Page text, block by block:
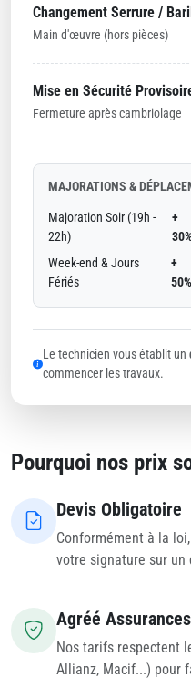
Changement Serrure /
Main d'œuvre (hors pièces)
Mise en Sécurité
Fermeture après cambriolage
MAJORATIONS &
Majoration Soir (19h -
22h)
+
Week-end & Jours
Fériés
+
50%
Le technicien vous établit un
commencer les travaux.
Pourquoi nos prix
Devis Obligatoire
Conformément à la
votre signature sur un
Agréé Assurances
Nos tarifs respectent
Allianz, Macif...) pour